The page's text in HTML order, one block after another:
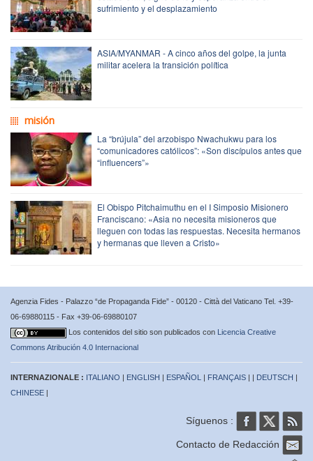
sufrimiento y el desplazamiento
ASIA/MYANMAR - A cinco años del golpe, la junta
militar acelera la transición política
misión
La “brújula” del arzobispo Nwachukwu para los
“comunicadores católicos”: «Son discípulos antes que
“influencers”»
El Obispo Pitchaimuthu en el I Simposio Misionero
Franciscano: «Asia no necesita misioneros que
lleguen con todas las respuestas. Necesita hermanos
y hermanas que lleven a Cristo»
Agenzia Fides - Palazzo “de Propaganda Fide” - 00120 - Città del Vaticano Tel. +39-
06-69880115 - Fax +39-06-69880107
Los contenidos del sitio son publicados con Licencia Creative
Commons Atribución 4.0 Internacional
INTERNAZIONALE : ITALIANO | ENGLISH | ESPAÑOL | FRANÇAIS | | DEUTSCH |
CHINESE |
Síguenos :
Contacto de Redacción